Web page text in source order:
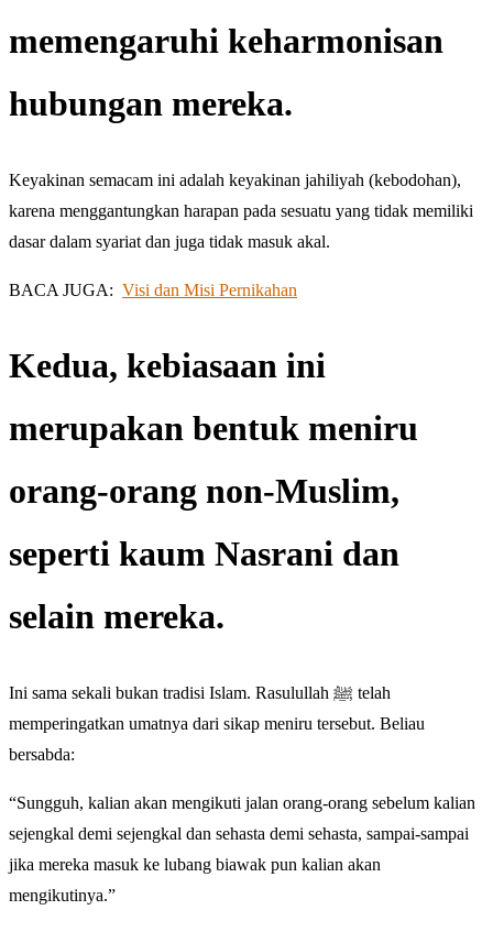
memengaruhi keharmonisan
hubungan mereka.
Keyakinan semacam ini adalah keyakinan jahiliyah (kebodohan),
karena menggantungkan harapan pada sesuatu yang tidak memiliki
dasar dalam syariat dan juga tidak masuk akal.
BACA JUGA: Visi dan Misi Pernikahan
Kedua, kebiasaan ini
merupakan bentuk meniru
orang-orang non-Muslim,
seperti kaum Nasrani dan
selain mereka.
Ini sama sekali bukan tradisi Islam. Rasulullah ﷺ telah
memperingatkan umatnya dari sikap meniru tersebut. Beliau
bersabda:
“Sungguh, kalian akan mengikuti jalan orang-orang sebelum kalian
sejengkal demi sejengkal dan sehasta demi sehasta, sampai-sampai
jika mereka masuk ke lubang biawak pun kalian akan
mengikutinya.”